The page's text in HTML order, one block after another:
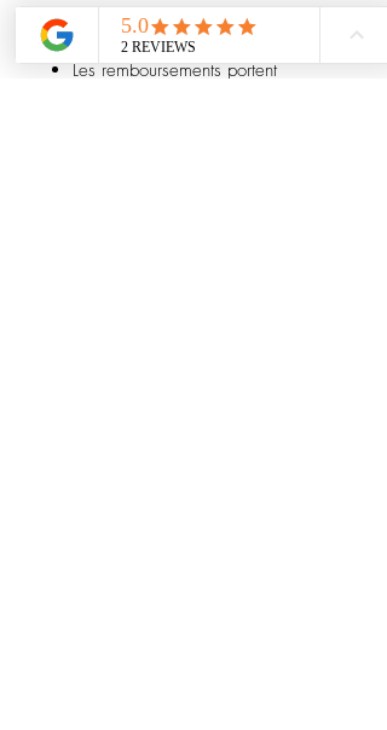
merci de nous contacter avant
l’achat.
Les remboursements portent